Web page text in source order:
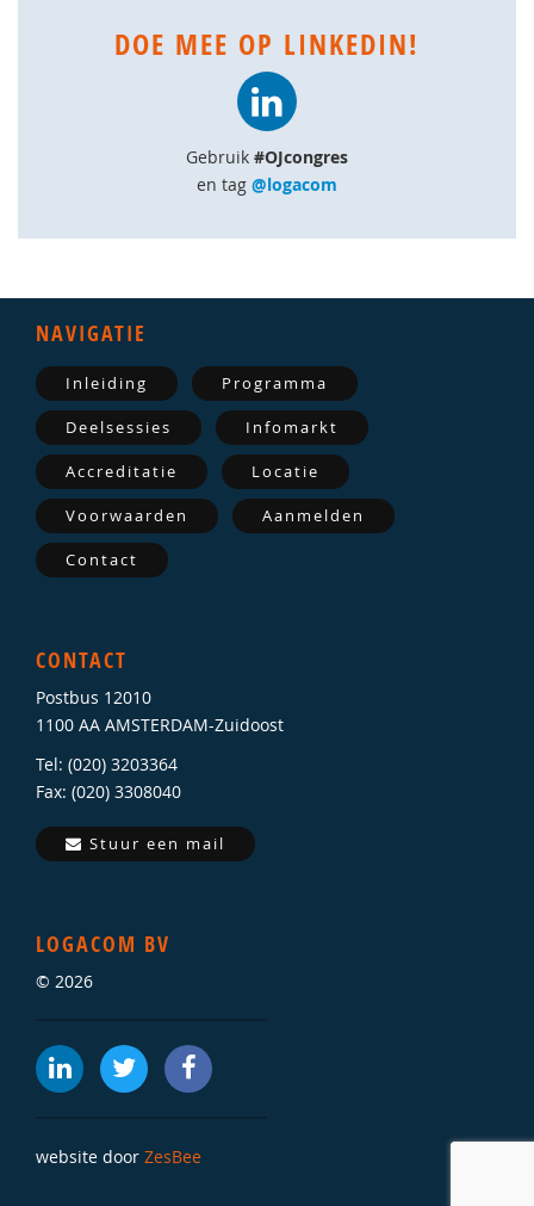
DOE MEE OP LINKEDIN!
Gebruik #OJcongres
en tag @logacom
NAVIGATIE
Inleiding Programma
Deelsessies Infomarkt
Accreditatie Locatie
Voorwaarden Aanmelden
Contact
CONTACT
Postbus 12010
1100 AA AMSTERDAM-Zuidoost
Tel: (020) 3203364
Fax: (020) 3308040
Stuur een mail
LOGACOM BV
© 2026
website door ZesBee